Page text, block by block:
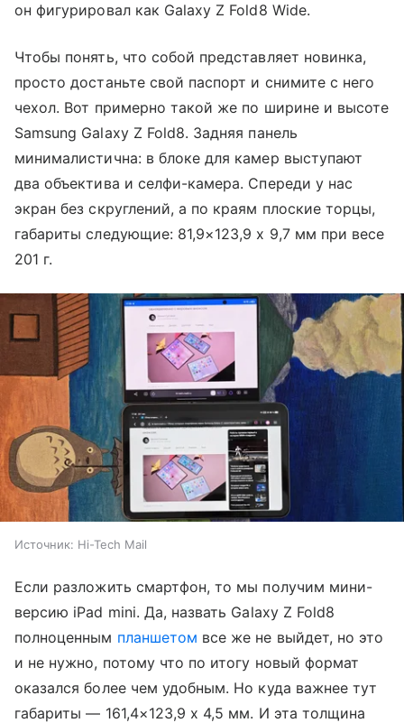
он фигурировал как Galaxy Z Fold8 Wide.
Чтобы понять, что собой представляет новинка,
просто достаньте свой паспорт и снимите с него
чехол. Вот примерно такой же по ширине и высоте
Samsung Galaxy Z Fold8. Задняя панель
минималистична: в блоке для камер выступают
два объектива и селфи-камера. Спереди у нас
экран без скруглений, а по краям плоские торцы,
габариты следующие: 81,9×123,9 х 9,7 мм при весе
201 г.
Источник: Hi-Tech Mail
Если разложить смартфон, то мы получим мини-
версию iPad mini. Да, назвать Galaxy Z Fold8
полноценным планшетом все же не выйдет, но это
и не нужно, потому что по итогу новый формат
оказался более чем удобным. Но куда важнее тут
габариты — 161,4×123,9 x 4,5 мм. И эта толщина